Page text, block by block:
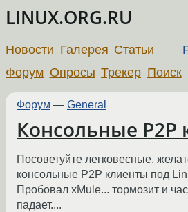
LINUX.ORG.RU
Новости Галерея Статьи
Форум Опросы Трекер Поиск
Форум — General
Консольные P2P
Посоветуйте легковесные,
консольные P2P клиенты под
Пробовал xMule... тормозит и
падает....